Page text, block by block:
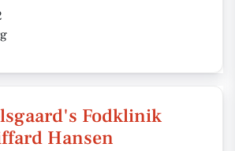
Fodklinik
Hansen